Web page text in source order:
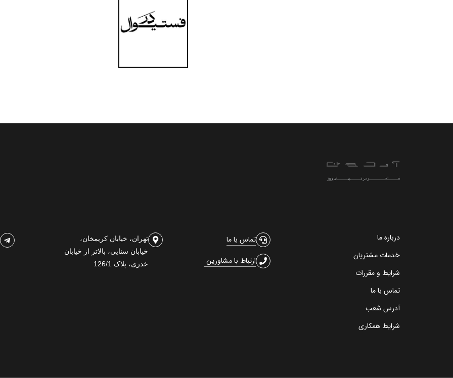
درباره ما
خدمات مشتریان
شرایط و مقررات
تماس با ما
آدرس شعب
شرایط همکاری
تماس با ما
ارتباط با مشاورین
تهران، خیابان کریمخان،
خیابان سنایی، بالاتر از خیابان
خدری، پلاک 126/1